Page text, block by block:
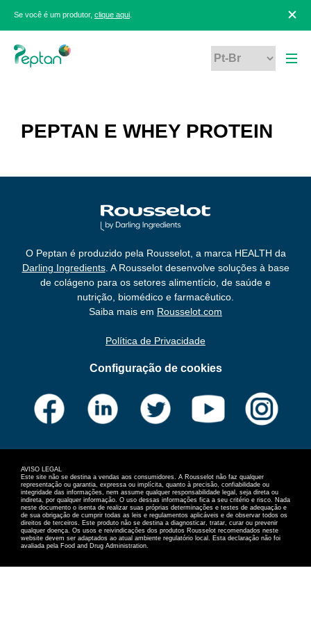
Se você é um produtor, clique aqui
PEPTAN E WHEY PROTEIN
O Peptan é produzido pela Rousselot, a marca HEALTH da
Darling Ingredients. A Rousselot desenvolve soluções à base
de colágeno para os setores alimentício, de saúde e
nutrição, biomédico e farmacêutico.
Saiba mais em Rousselot.com
Política de Privacidade
Configuração de cookies
AVISO LEGAL
Este site não se destina a vendas aos consumidores. A Rousselot não faz qualquer
representação ou garantia, expressa ou implícita, quanto à precisão, confiabilidade ou
integridade das informações, nem assume qualquer responsabilidade legal, seja direta ou
indireta, por qualquer informação. O uso dessas informações fica a seu critério e risco. Nada
neste documento o isenta de realizar suas próprias determinações e testes de adequação e
de sua obrigação de cumprir todas as leis e regulamentos aplicáveis e de observar todos os
direitos de terceiros. Este produto não se destina a diagnosticar, tratar, curar ou prevenir
qualquer doença. Os usos e reivindicações dos produtos Rousselot recomendados neste
website devem ser adaptados ao atual ambiente regulatório local. Esta declaração não foi
avaliada pela Food and Drug Administration.